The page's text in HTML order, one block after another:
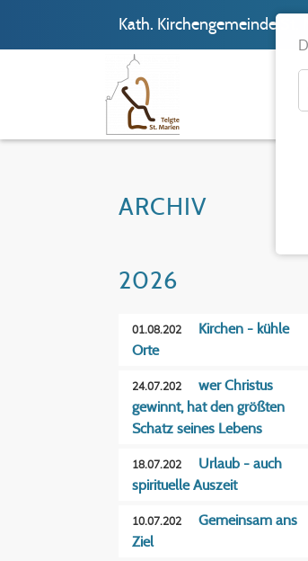
Kath. Kirchengemeinde St.
ARCHIV
2026
01.08.202
Kirchen - kühle
Orte
24.07.202
wer Christus
gewinnt, hat den größten
Schatz seines Lebens
18.07.202
Urlaub - auch
spirituelle Auszeit
10.07.202
Gemeinsam ans
Ziel